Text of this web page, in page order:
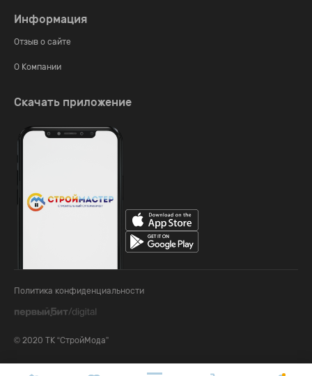
Информация
Отзыв о сайте
О Компании
Скачать приложение
© 2020 ТК “СтройМода”
Политика конфиденциальности